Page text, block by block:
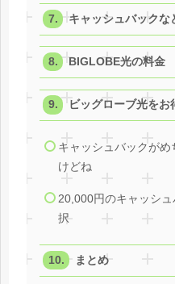
キャッシュバックな
BIGLOBE光の料金
ビッグローブ光を
キャッシュバックが
けどね
20,000円のキャッシ
択
まとめ